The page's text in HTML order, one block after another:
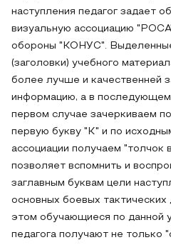
наступления педагог задает
визуальную ассоциацию
обороны "КОНУС".
(заголовки) учебного
более лучше и качественней
информацию, а в последующем
первом случае зачеркиваем
первую букву "К" и по
ассоциации получаем "толчок
позволяет вспомнить и
заглавным буквам цели
основных боевых
этом обучающиеся по данной
педагога получают не только